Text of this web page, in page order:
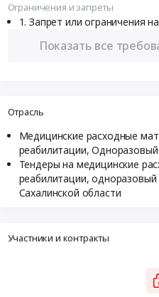
Ограничения и запреты
Запрет или ограничения
Показать все
Отрасль
Медицинские расходные
реабилитации,
Тендеры на медицинские
реабилитации,
Сахалинской области
Участники и контракты